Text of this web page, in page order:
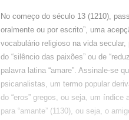
No começo do século 13 (1210),
oralmente ou por escrito”, uma
vocabulário religioso na vida
do “silêncio das paixões” ou de
palavra latina “amare”. Assinale-se
psicanalistas, um termo popular
do “eros” gregos, ou seja, um
para “amante” (1130), ou seja, o